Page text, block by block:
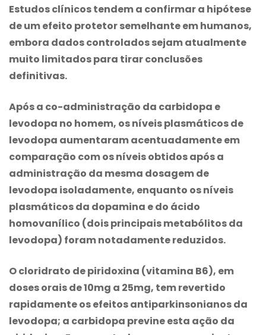
Estudos clínicos tendem a confirmar a hipótese
de um efeito protetor semelhante em humanos,
embora dados controlados sejam atualmente
muito limitados para tirar conclusões
definitivas.
Após a co-administração da carbidopa e
levodopa no homem, os níveis plasmáticos de
levodopa aumentaram acentuadamente em
comparação com os níveis obtidos após a
administração da mesma dosagem de
levodopa isoladamente, enquanto os níveis
plasmáticos da dopamina e do ácido
homovanílico (dois principais metabólitos da
levodopa) foram notadamente reduzidos.
O cloridrato de piridoxina (vitamina B6), em
doses orais de 10mg a 25mg, tem revertido
rapidamente os efeitos antiparkinsonianos da
levodopa; a carbidopa previne esta ação da